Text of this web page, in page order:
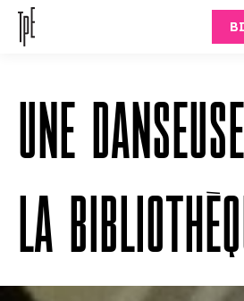
UNE
LA